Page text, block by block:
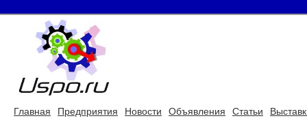
Главная Предприятия Новости Объявления Статьи